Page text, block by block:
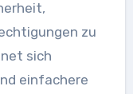
zu
sich
einfachere